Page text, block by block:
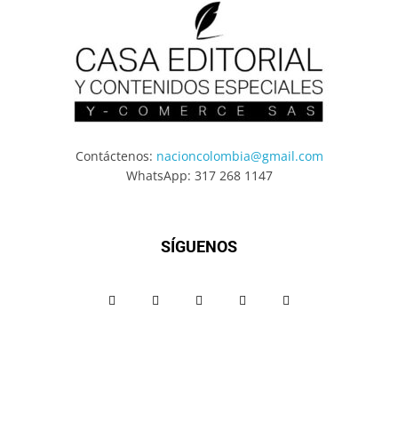
Contáctenos: nacioncolombia@gmail.com
WhatsApp: 317 268 1147
SÍGUENOS